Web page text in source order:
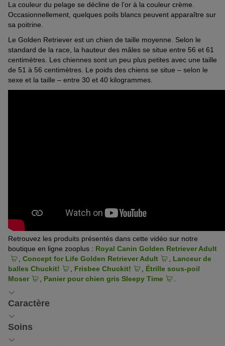
La couleur du pelage se décline de l’or à la couleur crème.
Occasionnellement, quelques poils blancs peuvent apparaître sur
sa poitrine.
Le Golden Retriever est un chien de taille moyenne. Selon le
standard de la race, la hauteur des mâles se situe entre 56 et 61
centimètres. Les chiennes sont un peu plus petites avec une taille
de 51 à 56 centimètres. Le poids des chiens se situe – selon le
sexe et la taille – entre 30 et 40 kilogrammes.
Retrouvez les produits présentés dans cette vidéo sur notre
boutique en ligne zooplus : Royal Canin Golden Retriever Adult
, Concept for Life Golden Retriever Adult , Lanceur de
balles Chuckit!
, Frisbee Chuckit! , Étrille sous-poil
Moser
, Panier pour chien gris Sleepy Time .
Caractère
Un compagnon loyal, énergique et
désireux d’apprendre
Soins